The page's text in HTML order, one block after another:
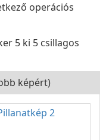
operációs
5 ki 5 csillagos
képért)